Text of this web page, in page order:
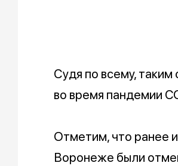
Судя по всему,
во время пандемии
Отметим, что ранее
Воронеже были